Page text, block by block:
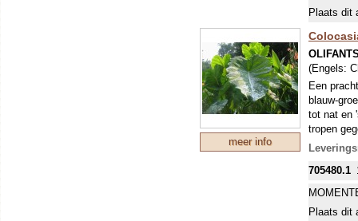
Plaats dit
meer info
(Engels:
Een
blauw-
tot nat en
tropen
vrijwel
Afrika
vlees of
705480.1
Plaats dit